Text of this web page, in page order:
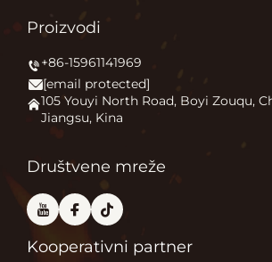
Novice
Primjena
Često Postavljana Pitanja
Zašto volimo ono što radimo?
Proizvodi
Grejač terase
Kamin na otvorenom
Peć za pizzu
+86-15961141969
[email protected]
105 Youyi North Road, Boyi Zouqu,
Jiangsu, Kina
Društvene mreže
Kooperativni partner